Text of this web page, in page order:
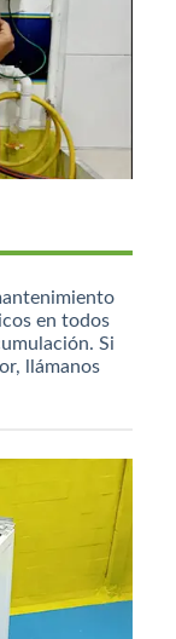
en todos
Si
llámanos